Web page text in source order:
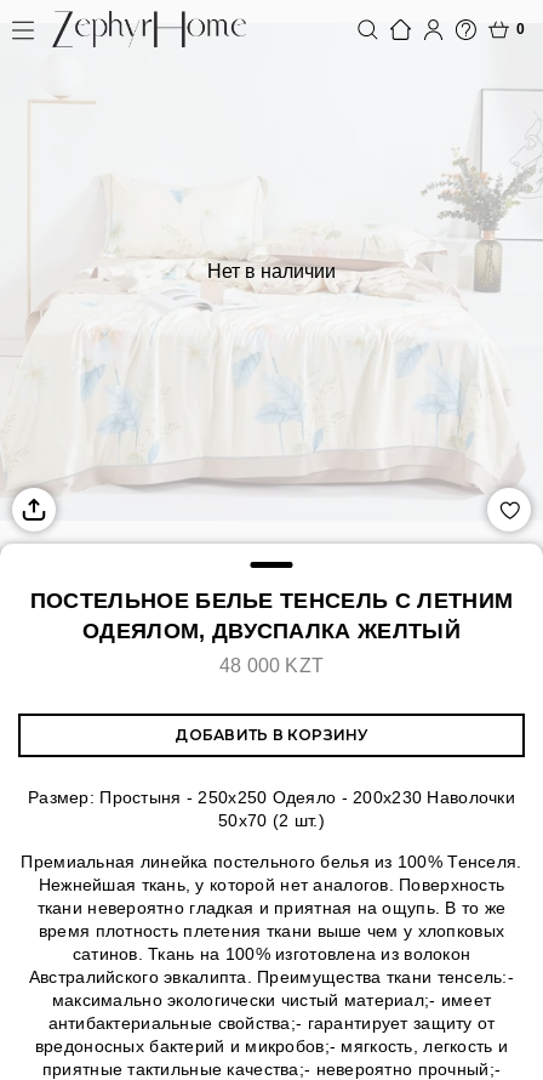
0
Нет в наличии
ПОСТЕЛЬНОЕ БЕЛЬЕ ТЕНСЕЛЬ С ЛЕТНИМ
ОДЕЯЛОМ, ДВУСПАЛКА ЖЕЛТЫЙ
48 000 KZT
ДОБАВИТЬ В КОРЗИНУ
Размер: Простыня - 250х250 Одеяло - 200х230 Наволочки
50х70 (2 шт.)
Премиальная линейка постельного белья из 100% Тенселя.
Нежнейшая ткань, у которой нет аналогов. Поверхность
ткани невероятно гладкая и приятная на ощупь. В то же
время плотность плетения ткани выше чем у хлопковых
сатинов. Ткань на 100% изготовлена из волокон
Австралийского эвкалипта. Преимущества ткани тенсель:-
максимально экологически чистый материал;- имеет
антибактериальные свойства;- гарантирует защиту от
вредоносных бактерий и микробов;- мягкость, легкость и
приятные тактильные качества;- невероятно прочный;-